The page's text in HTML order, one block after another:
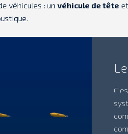
véhicules : un véhicule de tête